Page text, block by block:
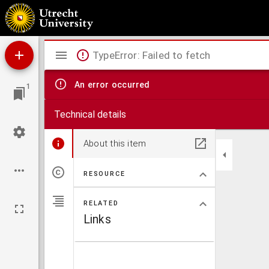
Cysticerci in het vleesch van rund en varken : een hygiënische studie, naar aanleiding
1
Mirador
viewer
TypeError: Failed to fetch
An error occurred
Technical details
About this item
RESOURCE
RELATED
Links